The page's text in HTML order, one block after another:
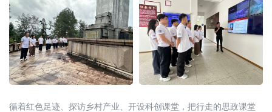
循着红色足迹、探访乡村产业、开设科创课堂，把行走的思政课堂